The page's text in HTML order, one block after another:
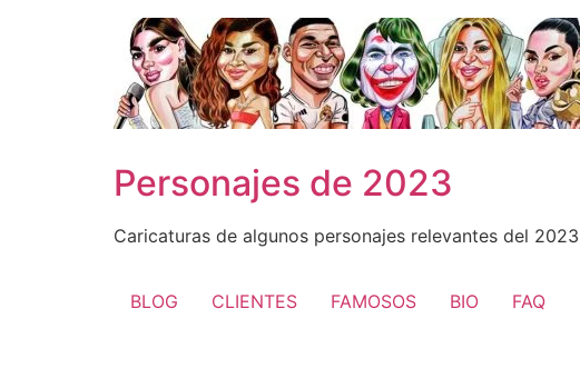
Personajes de 2023
Caricaturas de algunos personajes relevantes del
BLOG CLIENTES FAMOSOS BIO FAQ